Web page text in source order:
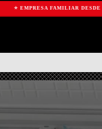
⭐ EMPRESA FAMILIAR DESDE 1996